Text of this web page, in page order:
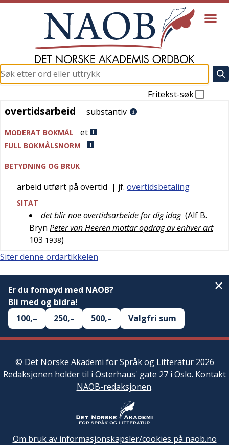
Fritekst-søk
overtidsarbeid
overtidsarbeid substantiv
MODERAT BOKMÅL et
FULL BOKMÅLSNORM
BETYDNING OG BRUK
arbeid utført på overtid | jf. overtidsbetaling
SITAT
det blir noe overtidsarbeide for dig idag (Alf B.
Bryn Peter van Heeren mottar opdrag av enhver art
103 1938)
Siter denne ordartikkelen
Er du fornøyd med NAOB?
Bli med og bidra!
100,–
250,– 500,– Valgfri sum
© Det Norske Akademi for Språk og Litteratur2026
Redaksjonen holder til i Osterhaus' gate 27 i Oslo. Kontakt
NAOB-redaksjonen.
Om bruk av informasjonskapsler/cookies på naob.no